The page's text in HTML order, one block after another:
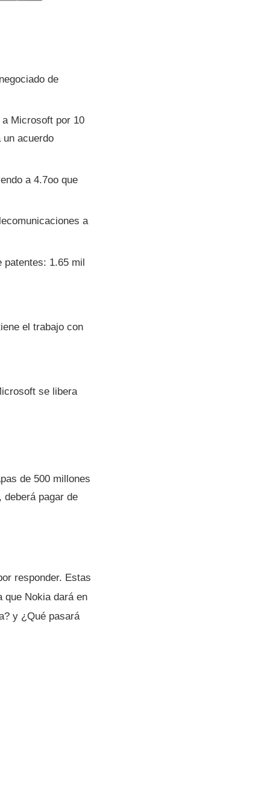
de
Microsoft por 10
un acuerdo
a 4.7oo que
a
patentes: 1.65 mil
el trabajo con
se libera
de 500 millones
pagar de
responder. Estas
que Nokia dará en
y ¿Qué pasará